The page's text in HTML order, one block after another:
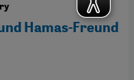
Hamas-Freund